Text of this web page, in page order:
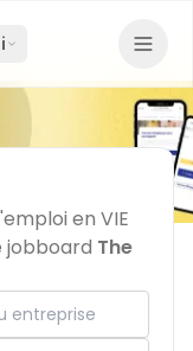
en VIE
jobboard The